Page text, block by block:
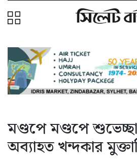
মণ্ডপে মণ্ডপে
অব্যাহত খন্দকার